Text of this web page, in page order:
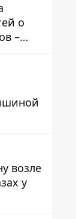
о
–
возле
у